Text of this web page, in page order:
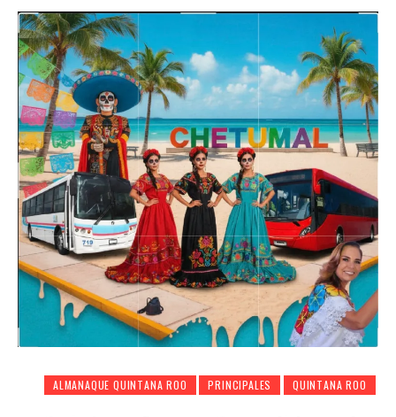
ALMANAQUE QUINTANA ROO PRINCIPALES QUINTANA ROO